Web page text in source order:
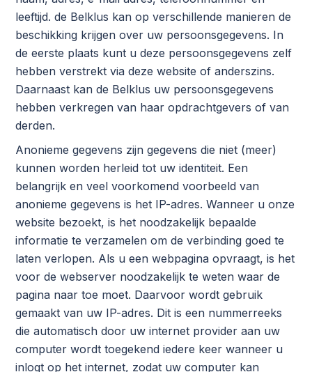
leeftijd. de Belklus kan op verschillende manieren de
beschikking krijgen over uw persoonsgegevens. In
de eerste plaats kunt u deze persoonsgegevens zelf
hebben verstrekt via deze website of anderszins.
Daarnaast kan de Belklus uw persoonsgegevens
hebben verkregen van haar opdrachtgevers of van
derden.
Anonieme gegevens zijn gegevens die niet (meer)
kunnen worden herleid tot uw identiteit. Een
belangrijk en veel voorkomend voorbeeld van
anonieme gegevens is het IP-adres. Wanneer u onze
website bezoekt, is het noodzakelijk bepaalde
informatie te verzamelen om de verbinding goed te
laten verlopen. Als u een webpagina opvraagt, is het
voor de webserver noodzakelijk te weten waar de
pagina naar toe moet. Daarvoor wordt gebruik
gemaakt van uw IP-adres. Dit is een nummerreeks
die automatisch door uw internet provider aan uw
computer wordt toegekend iedere keer wanneer u
inlogt op het internet, zodat uw computer kan